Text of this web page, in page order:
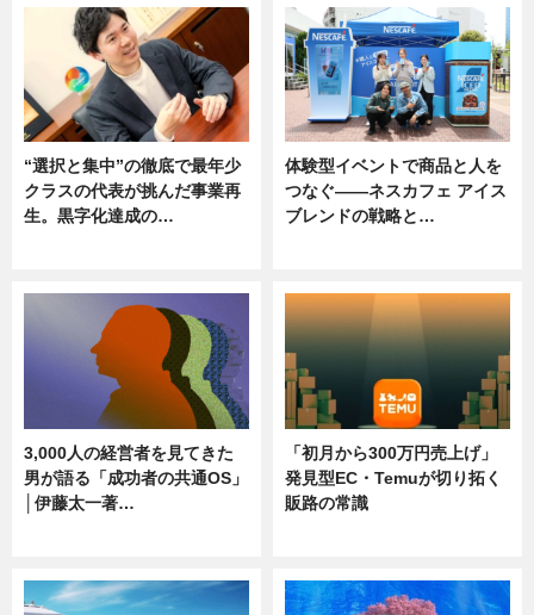
“選択と集中”の徹底で最年少
クラスの代表が挑んだ事業再
生。黒字化達成の…
体験型イベントで商品と人を
つなぐ――ネスカフェ アイス
ブレンドの戦略と…
3,000人の経営者を見てきた
男が語る「成功者の共通OS」
│伊藤太一著…
「初月から300万円売上げ」
発見型EC・Temuが切り拓く
販路の常識